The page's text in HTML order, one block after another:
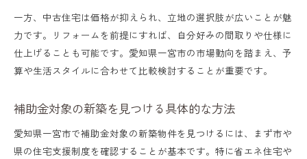
一方、中古住宅は価格が抑えられ、立地の選択肢が広いことが魅
力です。リフォームを前提にすれば、自分好みの間取りや仕様に
仕上げることも可能です。愛知県一宮市の市場動向を踏まえ、予
算や生活スタイルに合わせて比較検討することが重要です。
補助金対象の新築を見つける具体的な方法
愛知県一宮市で補助金対象の新築物件を見つけるには、まず市や
県の住宅支援制度を確認することが基本です。特に省エネ住宅や